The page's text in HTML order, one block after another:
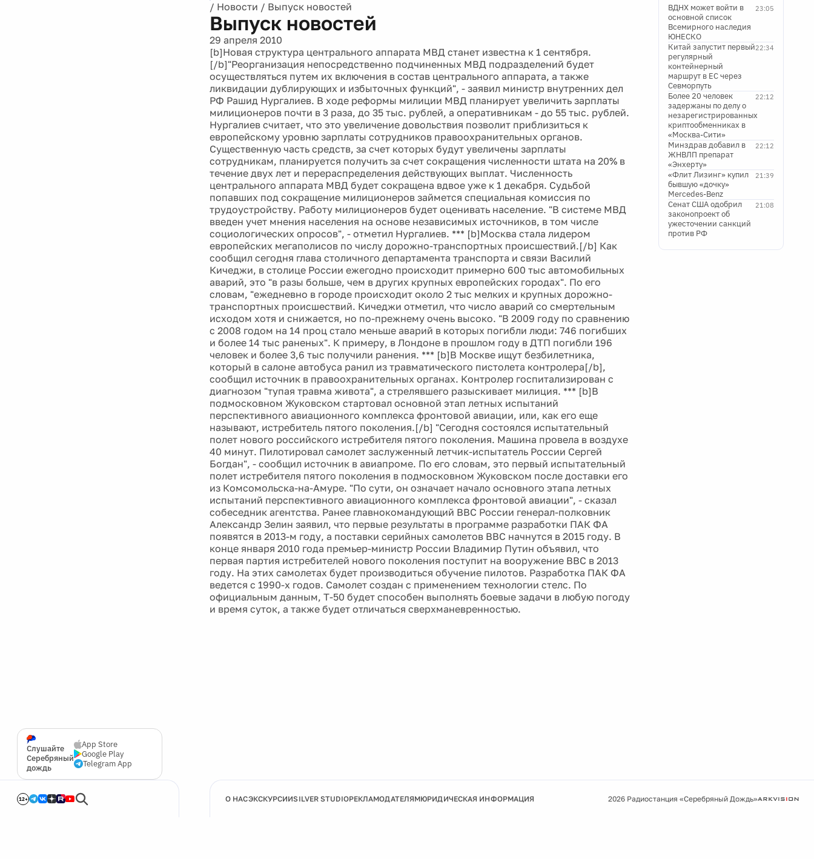
Слушайте
Серебряный
дождь
App Store
Google Play
Telegram App
12+
/ Новости / Выпуск новостей
Выпуск новостей
29 апреля 2010
[b]Новая структура центрального аппарата МВД станет известна к 1 сентября.
[/b]"Реорганизация непосредственно подчиненных МВД подразделений будет
осуществляться путем их включения в состав центрального аппарата, а также
ликвидации дублирующих и избыточных функций", - заявил министр внутренних дел
РФ Рашид Нургалиев. В ходе реформы милиции МВД планирует увеличить зарплаты
милиционеров почти в 3 раза, до 35 тыс. рублей, а оперативникам - до 55 тыс. рублей.
Нургалиев считает, что это увеличение довольствия позволит приблизиться к
европейскому уровню зарплаты сотрудников правоохранительных органов.
Существенную часть средств, за счет которых будут увеличены зарплаты
сотрудникам, планируется получить за счет сокращения численности штата на 20% в
течение двух лет и перераспределения действующих выплат. Численность
центрального аппарата МВД будет сокращена вдвое уже к 1 декабря. Судьбой
попавших под сокращение милиционеров займется специальная комиссия по
трудоустройству. Работу милиционеров будет оценивать население. "В системе МВД
введен учет мнения населения на основе независимых источников, в том числе
социологических опросов", - отметил Нургалиев. *** [b]Москва стала лидером
европейских мегаполисов по числу дорожно-транспортных происшествий.[/b] Как
сообщил сегодня глава столичного департамента транспорта и связи Василий
Кичеджи, в столице России ежегодно происходит примерно 600 тыс автомобильных
аварий, это "в разы больше, чем в других крупных европейских городах". По его
словам, "ежедневно в городе происходит около 2 тыс мелких и крупных дорожно-
транспортных происшествий. Кичеджи отметил, что число аварий со смертельным
исходом хотя и снижается, но по-прежнему очень высоко. "В 2009 году по сравнению
с 2008 годом на 14 проц стало меньше аварий в которых погибли люди: 746 погибших
и более 14 тыс раненых". К примеру, в Лондоне в прошлом году в ДТП погибли 196
человек и более 3,6 тыс получили ранения. *** [b]В Москве ищут безбилетника,
который в салоне автобуса ранил из травматического пистолета контролера[/b],
сообщил источник в правоохранительных органах. Контролер госпитализирован с
диагнозом "тупая травма живота", а стрелявшего разыскивает милиция. *** [b]В
подмосковном Жуковском стартовал основной этап летных испытаний
перспективного авиационного комплекса фронтовой авиации, или, как его еще
называют, истребитель пятого поколения.[/b] "Сегодня состоялся испытательный
полет нового российского истребителя пятого поколения. Машина провела в воздухе
40 минут. Пилотировал самолет заслуженный летчик-испытатель России Сергей
Богдан", - сообщил источник в авиапроме. По его словам, это первый испытательный
полет истребителя пятого поколения в подмосковном Жуковском после доставки его
из Комсомольска-на-Амуре. "По сути, он означает начало основного этапа летных
испытаний перспективного авиационного комплекса фронтовой авиации", - сказал
собеседник агентства. Ранее главнокомандующий ВВС России генерал-полковник
Александр Зелин заявил, что первые результаты в программе разработки ПАК ФА
появятся в 2013-м году, а поставки серийных самолетов ВВС начнутся в 2015 году. В
конце января 2010 года премьер-министр России Владимир Путин объявил, что
первая партия истребителей нового поколения поступит на вооружение ВВС в 2013
году. На этих самолетах будет производиться обучение пилотов. Разработка ПАК ФА
ведется с 1990-х годов. Самолет создан с применением технологии стелс. По
официальным данным, Т-50 будет способен выполнять боевые задачи в любую погоду
и время суток, а также будет отличаться сверхманевренностью.
23:05
ВДНХ может войти в
основной список
Всемирного наследия
ЮНЕСКО
22:34
Китай запустит первый
регулярный
контейнерный
маршрут в ЕС через
Севморпуть
22:12
Более 20 человек
задержаны по делу о
незарегистрированных
криптообменниках в
«Москва-Сити»
22:12
Минздрав добавил в
ЖНВЛП препарат
«Энхерту»
21:39
«Флит Лизинг» купил
бывшую «дочку»
Mercedes-Benz
21:08
Сенат США одобрил
законопроект об
ужесточении санкций
против РФ
О НАСЭКСКУРСИИSILVER STUDIOРЕКЛАМОДАТЕЛЯМЮРИДИЧЕСКАЯ ИНФОРМАЦИЯ 2026 Радиостанция «Серебряный Дождь»